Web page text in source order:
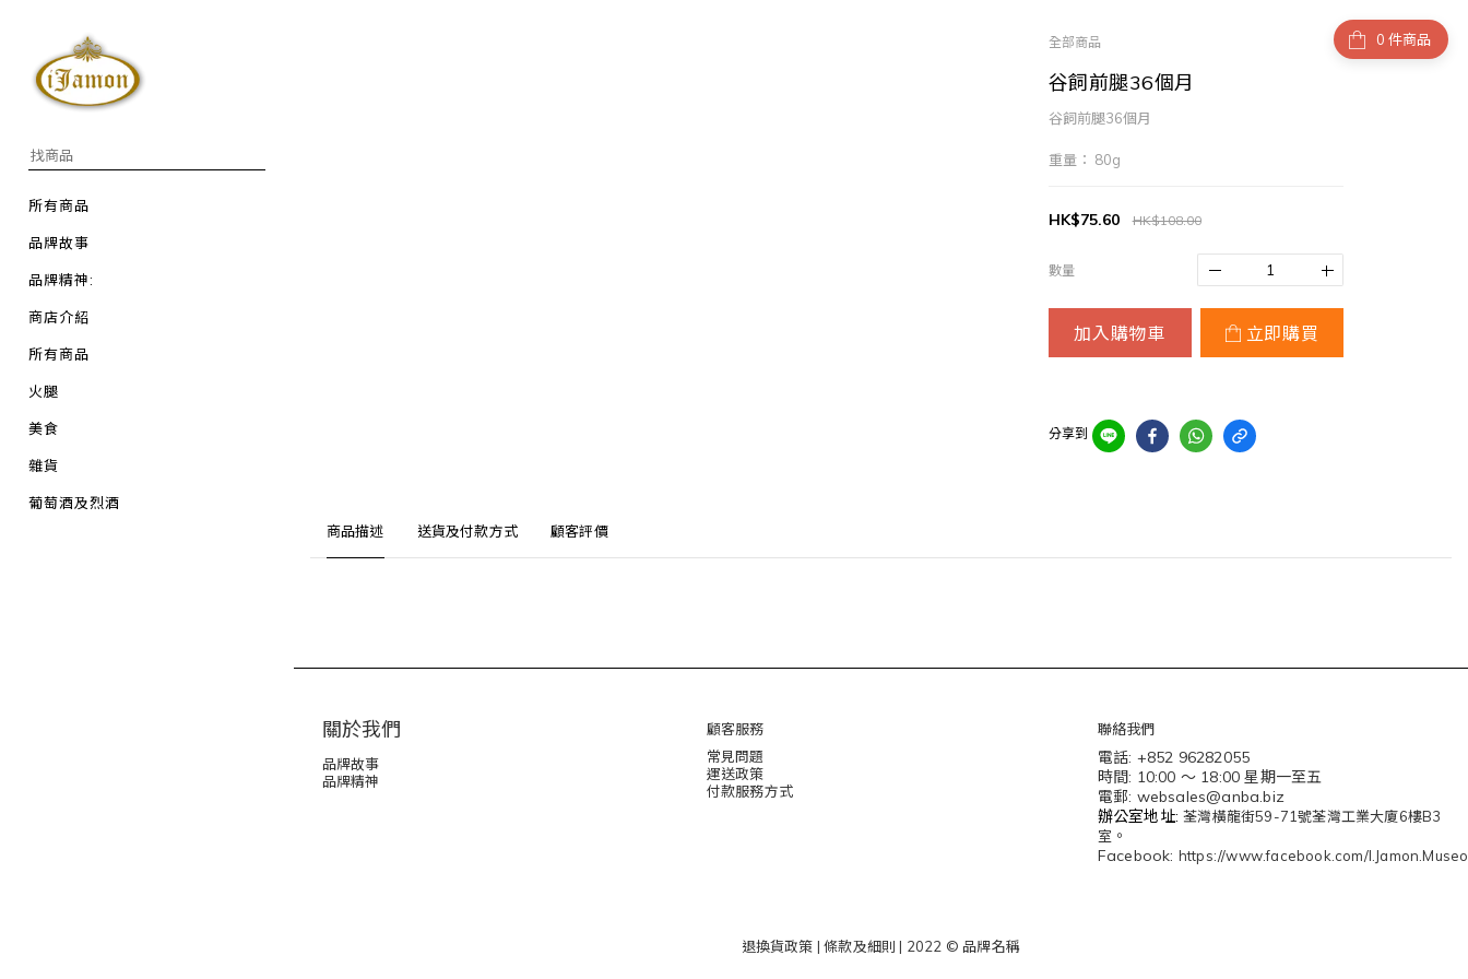
所有商品
品牌故事
品牌精神:
商店介紹
所有商品
火腿
美食
雜貨
葡萄酒及烈酒
件商品
全部商品
谷飼前腿36個月
谷飼前腿36個月
重量： 80g
HK$108.00
HK$75.60
數量
加入購物車 立即購買
分享到
商品描述 送貨及付款方式 顧客評價
關於我們
品牌故事
品牌精神
顧客服務
常見問題
運送政策
付款服務方式
聯絡我們
電話: +852 96282055
時間: 10:00 ～ 18:00 星期一至五
電郵: websales@anba.biz
辦公室地址:荃灣橫龍街59-71號荃灣工業大廈6樓B3
室 。
Facebook: https://www.facebook.com/I.Jamon.Museo
退換貨政策 |條款及細則 | 2022 © 品牌名稱